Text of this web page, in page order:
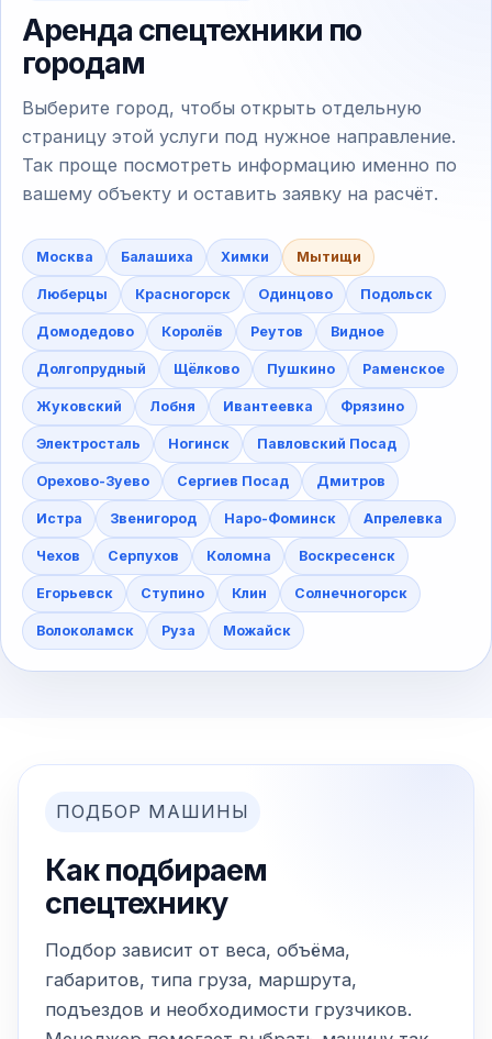
Аренда спецтехники по
городам
Выберите город, чтобы открыть отдельную
страницу этой услуги под нужное направление.
Так проще посмотреть информацию именно по
вашему объекту и оставить заявку на расчёт.
Москва Балашиха Химки Мытищи
Люберцы Красногорск Одинцово Подольск
Домодедово Королёв Реутов Видное
Долгопрудный Щёлково Пушкино Раменское
Жуковский Лобня Ивантеевка Фрязино
Электросталь Ногинск Павловский Посад
Орехово-Зуево Сергиев Посад Дмитров
Истра Звенигород Наро-Фоминск Апрелевка
Чехов Серпухов Коломна Воскресенск
Егорьевск Ступино Клин Солнечногорск
Волоколамск Руза Можайск
ПОДБОР МАШИНЫ
Как подбираем
спецтехнику
Подбор зависит от веса, объёма,
габаритов, типа груза, маршрута,
подъездов и необходимости грузчиков.